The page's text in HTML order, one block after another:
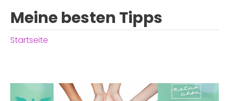
Meine besten Tipps
Startseite